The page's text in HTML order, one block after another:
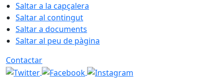
Saltar a la capçalera
Saltar al contingut
Saltar a documents
Saltar al peu de pàgina
Contactar